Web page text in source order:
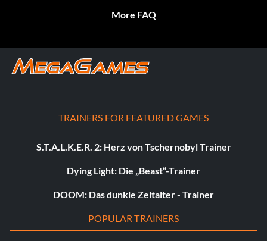
More FAQ
TRAINERS FOR FEATURED GAMES
S.T.A.L.K.E.R. 2: Herz von Tschernobyl Trainer
Dying Light: Die „Beast“-Trainer
DOOM: Das dunkle Zeitalter - Trainer
POPULAR TRAINERS